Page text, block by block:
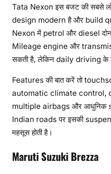
Tata Nexon इस बजट की सबसे
design modern है और build
Nexon में petrol और diesel
Mileage engine और
सकती है, लेकिन daily driving के
Features की बात करें तो
automatic climate control,
multiple airbags और आधुनिक
Indian roads पर इसकी
महसूस होती है।
Maruti Suzuki Brezza